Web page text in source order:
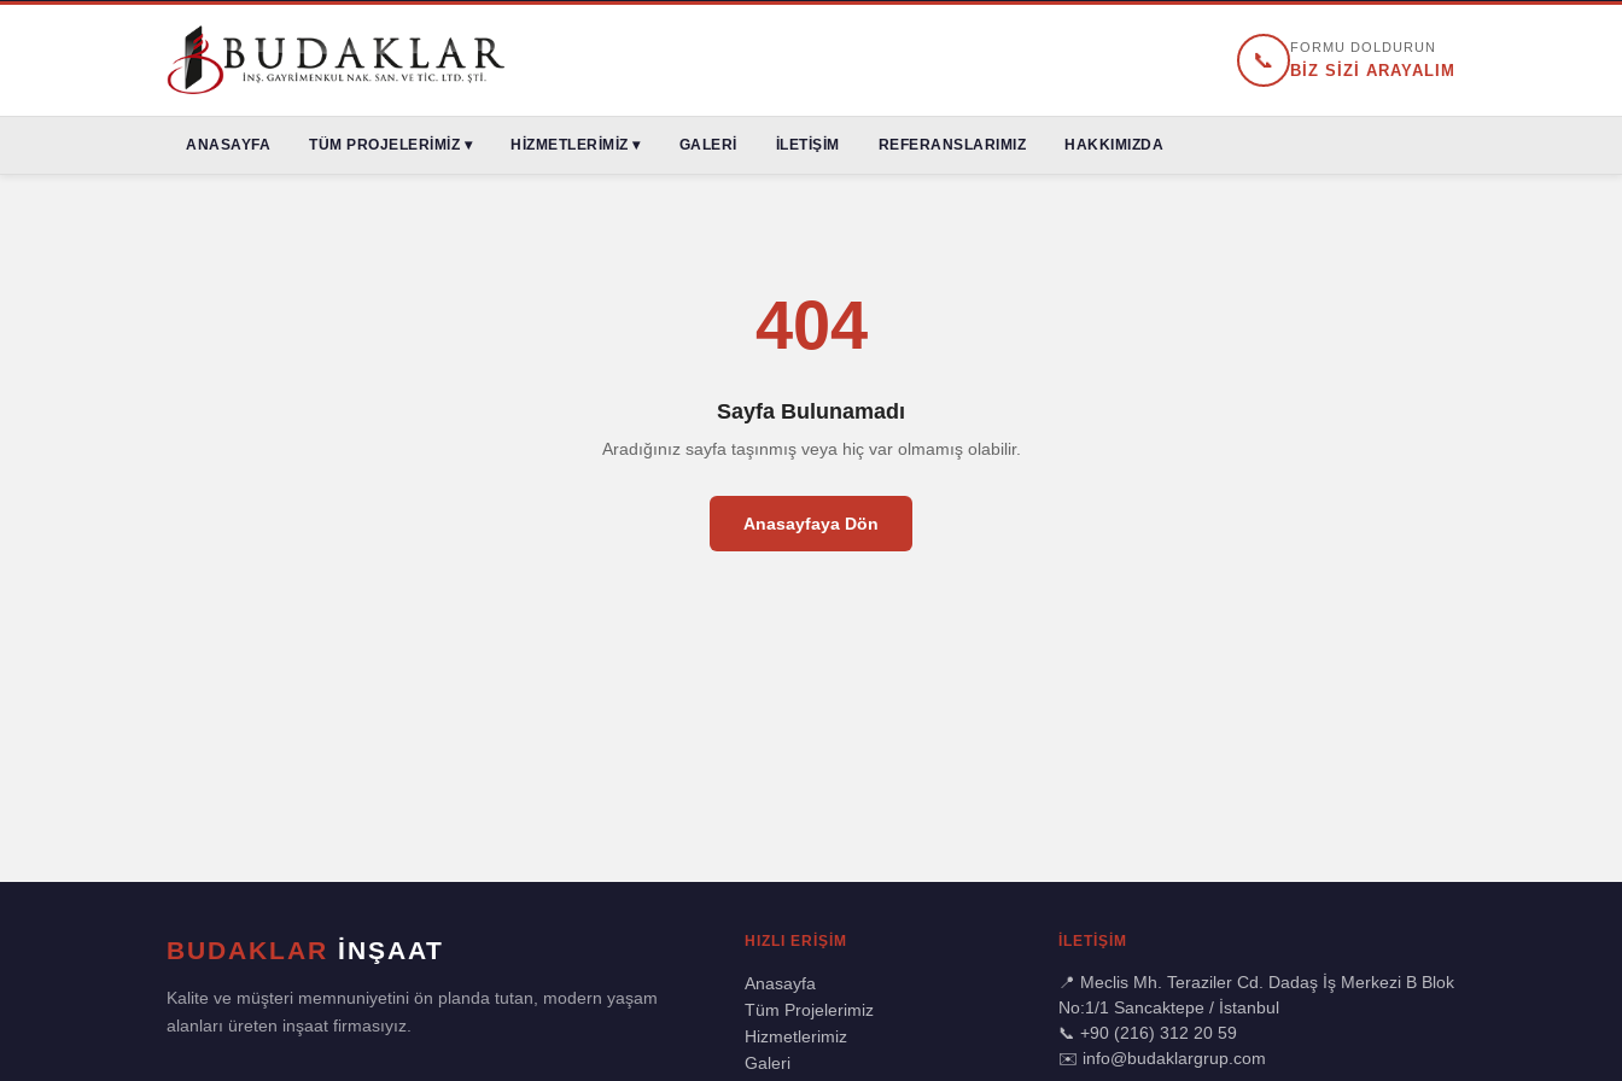
📞
FORMU DOLDURUN
BİZ SİZİ ARAYALIM
ANASAYFA TÜM PROJELERİMİZ ▾ HİZMETLERİMİZ ▾ GALERİ İLETİŞİM REFERANSLARIMIZ HAKKIMIZDA
404
Sayfa Bulunamadı
Aradığınız sayfa taşınmış veya hiç var olmamış olabilir.
Anasayfaya Dön
BUDAKLAR İNŞAAT
Kalite ve müşteri memnuniyetini ön planda tutan, modern yaşam
alanları üreten inşaat firmasıyız.
HIZLI ERİŞİM
Anasayfa
Tüm Projelerimiz
Hizmetlerimiz
Galeri
İLETİŞİM
📍 Meclis Mh. Teraziler Cd. Dadaş İş Merkezi B Blok
No:1/1 Sancaktepe / İstanbul
📞 +90 (216) 312 20 59
✉️ info@budaklargrup.com